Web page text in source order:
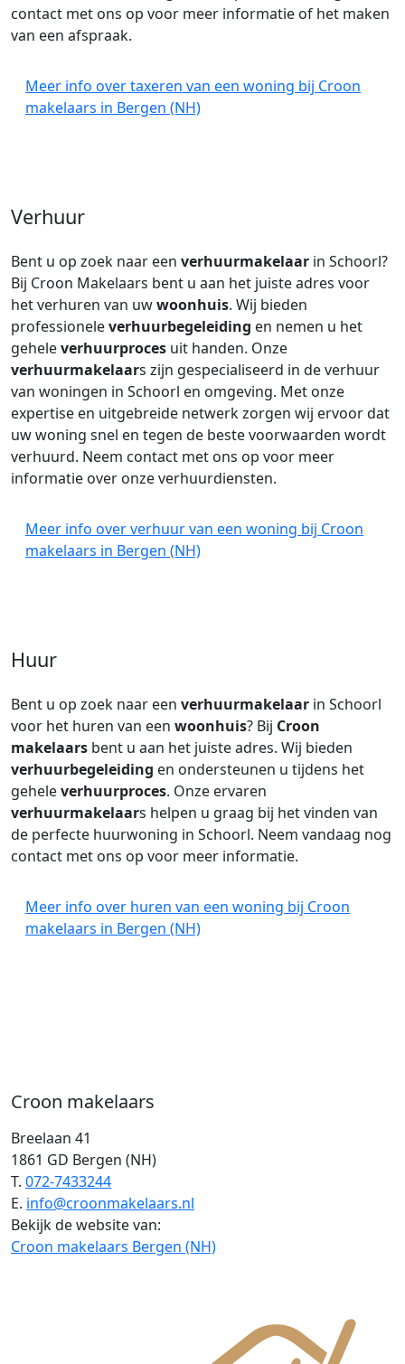
Croon makelaars
Breelaan 41
1861 GD Bergen (NH)
T. 072-7433244
E. info@croonmakelaars.nl
Bekijk de website van:
Croon makelaars Bergen (NH)
contact met ons op voor meer informatie of het maken
van een afspraak.
Meer info over taxeren van een woning bij Croon
makelaars in Bergen (NH)
Verhuur
Bent u op zoek naar een verhuurmakelaar in Schoorl?
Bij Croon Makelaars bent u aan het juiste adres voor
het verhuren van uwwoonhuis. Wij bieden
professioneleverhuurbegeleiding en nemen u het
geheleverhuurproces uit handen. Onze
verhuurmakelaars zijn gespecialiseerd in de verhuur
van woningen in Schoorl en omgeving. Met onze
expertise en uitgebreide netwerk zorgen wij ervoor dat
uw woning snel en tegen de beste voorwaarden wordt
verhuurd. Neem contact met ons op voor meer
informatie over onze verhuurdiensten.
Meer info over verhuur van een woning bij Croon
makelaars in Bergen (NH)
Huur
Bent u op zoek naar een verhuurmakelaar in Schoorl
voor het huren van een woonhuis? Bij Croon
makelaars bent u aan het juiste adres. Wij bieden
verhuurbegeleiding en ondersteunen u tijdens het
geheleverhuurproces. Onze ervaren
verhuurmakelaars helpen u graag bij het vinden van
de perfecte huurwoning in Schoorl. Neem vandaag nog
contact met ons op voor meer informatie.
Meer info over huren van een woning bij Croon
makelaars in Bergen (NH)